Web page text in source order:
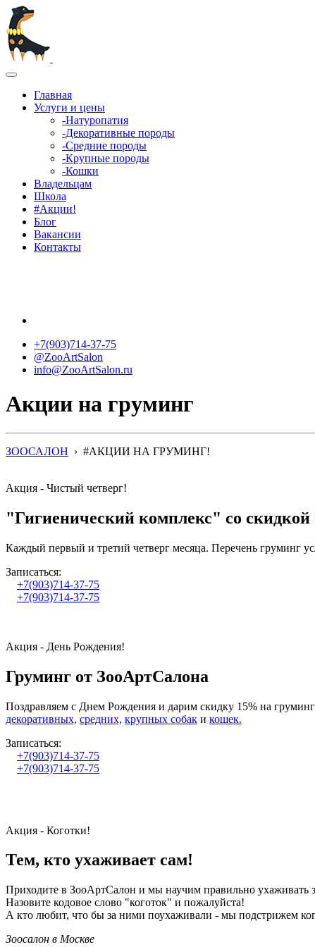
Главная
Услуги и цены
-Натуропатия
-Декоративные породы
-Средние породы
-Крупные породы
-Кошки
Владельцам
Школа
#Акции!
Блог
Вакансии
Контакты
+7(903)714-37-75
@ZooArtSalon
info@ZooArtSalon.ru
Акции на груминг
ЗООСАЛОН › #АКЦИИ НА ГРУМИНГ!
Акция - Чистый четверг!
"Гигиенический комплекс" со скидкой
Каждый первый и третий четверг месяца. Перечень груминг
Записаться:
+7(903)714-37-75
+7(903)714-37-75
Акция - День Рождения!
Груминг от ЗооАртСалона
Поздравляем с Днем Рождения и дарим скидку 15% на
декоративных, средних, крупных собак и кошек.
Записаться:
+7(903)714-37-75
+7(903)714-37-75
Акция - Коготки!
Тем, кто ухаживает сам!
Приходите в ЗооАртСалон и мы научим правильно ухаживать
Назовите кодовое слово "коготок" и пожалуйста!
А кто любит, что бы за ними поухаживали - мы подстрижем
Зоосалон в Москве